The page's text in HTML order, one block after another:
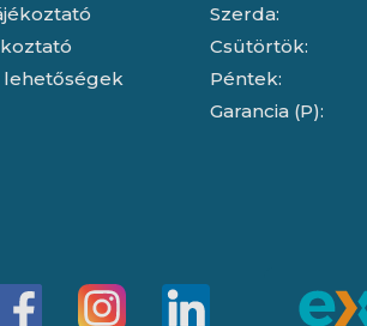
lehetőségek
Szerda:
Csütörtök:
Péntek:
Garancia (P):